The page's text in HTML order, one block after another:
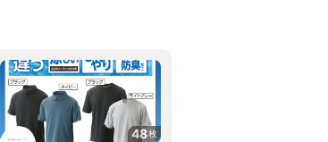
48枚